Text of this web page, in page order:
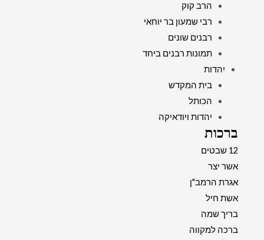
הרב קוק
רבי שמעון בר יוחאי
רבנים שונים
תמונות רבנים ביחד
יהדות
בית המקדש
הכותל
יהדות ויודאיקה
ברכות
12 שבטים
אשר יצר
אגרת הרמב"ן
אשת חיל
בריך שמה
ברכה למקווה